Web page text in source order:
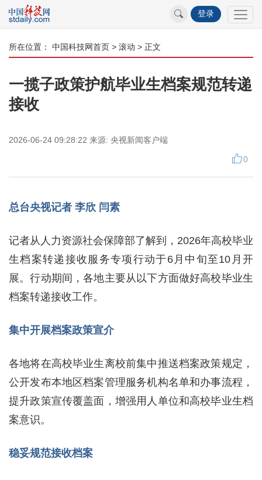
登录
所在位置： 中国科技网首页 > 滚动 > 正文
一揽子政策护航毕业生档案规范转递
接收
2026-06-24 09:28:22 来源: 央视新闻客户端
0
总台央视记者 李欣 闫素
记者从人力资源社会保障部了解到，2026年高校毕业
生档案转递接收服务专项行动于6月中旬至10月开
展。行动期间，各地主要从以下方面做好高校毕业生
档案转递接收工作。
集中开展档案政策宣介
各地将在高校毕业生离校前集中推送档案政策规定，
公开发布本地区档案管理服务机构名单和办事流程，
提升政策宣传覆盖面，增强用人单位和高校毕业生档
案意识。
稳妥规范接收档案